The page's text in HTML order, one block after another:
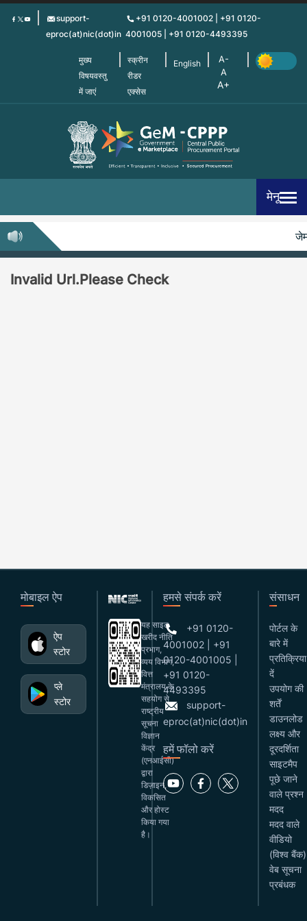
Skip
support-
eproc(at)nic(dot)in
+91 0120-4001002 | +91 0120-
4001005 | +91 0120-4493395
मुख्य
विषयवस्तु
में जाएं
स्क्रीन
रीडर
एक्सेस
English
मेनू
Invalid Url.Please Check
मोबाइल ऐप
ऐप
स्टोर
प्ले
स्टोर
यह साइट
खरीद नीति
प्रभाग,
व्यय विभाग,
वित्त
मंत्रालय के
सहयोग से
राष्ट्रीय
सूचना
विज्ञान
केंद्र
(एनआईसी)
द्वारा
डिज़ाइन,
विकसित
और होस्ट
किया गया
है।
हमसे संपर्क करें
+91 0120-
4001002 | +91
0120-4001005 |
+91 0120-
4493395
support-
eproc(at)nic(dot)in
हमें फॉलो करें
संसाधन
पोर्टल के
बारे में
प्रतिक्रिया
दें
उपयोग की
शर्तें
डाउनलोड
लक्ष्य और
दूरदर्शिता
साइटमैप
पूछे जाने
वाले प्रश्न
मदद
मदद वाले
वीडियो
(विश्व बैंक)
वेब सूचना
प्रबंधक